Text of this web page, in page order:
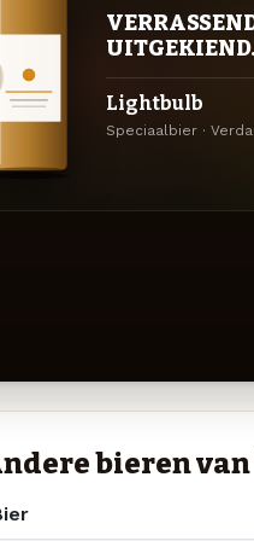
Lightbulb
Speciaalbier ·
bieren